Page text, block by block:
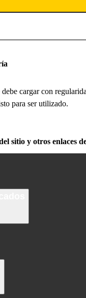
cargar con
para ser utilizado.
sitio y otros enlaces